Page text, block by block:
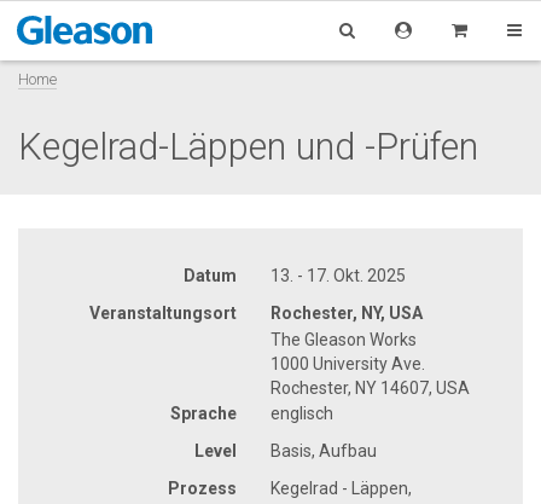
Home
Kegelrad-Läppen und -Prüfen
Datum
13. - 17. Okt. 2025
Veranstaltungsort
Rochester, NY, USA
The Gleason Works
1000 University Ave.
Rochester, NY 14607, USA
Sprache
englisch
Level
Basis, Aufbau
Prozess
Kegelrad - Läppen,